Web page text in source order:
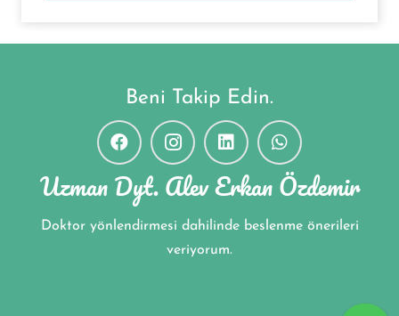
Beni Takip Edin.
Uzman Dyt. Alev Erkan Özdemir
Doktor yönlendirmesi dahilinde beslenme önerileri
veriyorum.